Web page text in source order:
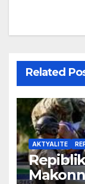
Related
AKTYALITE